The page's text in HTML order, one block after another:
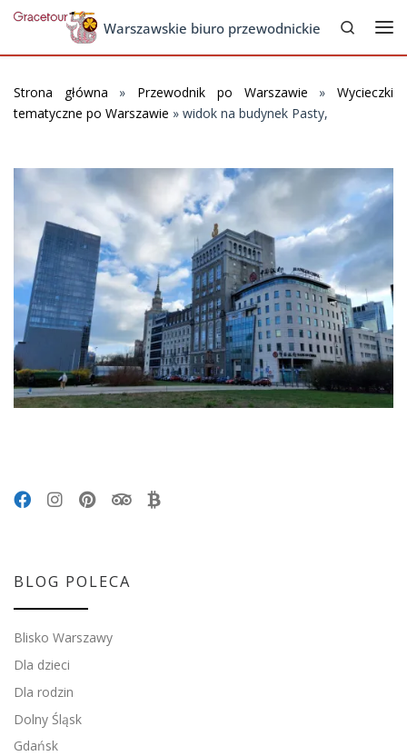
Skip to contentWarszawskie biuro przewodnickie
Search
Strona główna » Przewodnik po Warszawie »Wycieczki
tematyczne po Warszawie » widok na budynek Pasty,
BLOG POLECA
Blisko Warszawy
Dla dzieci
Dla rodzin
Dolny Śląsk
Gdańsk